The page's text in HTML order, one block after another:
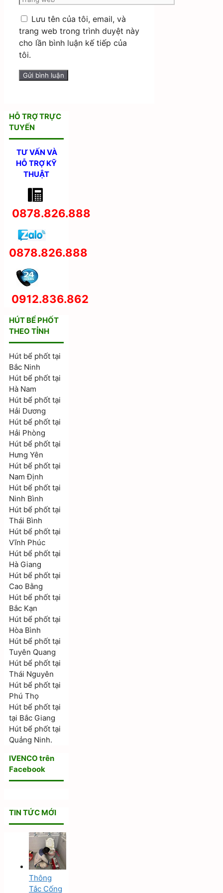
Lưu tên của tôi, email, và
trang web trong trình duyệt này
cho lần bình luận kế tiếp của
tôi.
HỖ TRỢ TRỰC
TUYẾN
TƯ VẤN VÀ
HỖ TRỢ KỸ
THUẬT
0878.826.888
0878.826.888
0912.836.862
HÚT BỂ PHỐT
THEO TỈNH
Hút bể phốt tại
Bắc Ninh
Hút bể phốt tại
Hà Nam
Hút bể phốt tại
Hải Dương
Hút bể phốt tại
Hải Phòng
Hút bể phốt tại
Hưng Yên
Hút bể phốt tại
Nam Định
Hút bể phốt tại
Ninh Bình
Hút bể phốt tại
Thái Bình
Hút bể phốt tại
Vĩnh Phúc
Hút bể phốt tại
Hà Giang
Hút bể phốt tại
Cao Bằng
Hút bể phốt tại
Bắc Kạn
Hút bể phốt tại
Hòa Bình
Hút bể phốt tại
Tuyên Quang
Hút bể phốt tại
Thái Nguyên
Hút bể phốt tại
Phú Thọ
Hút bể phốt tại
tại Bắc Giang
Hút bể phốt tại
Quảng Ninh.
IVENCO trên
Facebook
TIN TỨC MỚI
Thông
Tắc Cống